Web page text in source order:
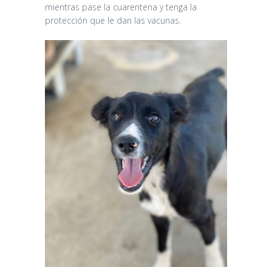
mientras pase la cuarentena y tenga la
protección que le dan las vacunas.